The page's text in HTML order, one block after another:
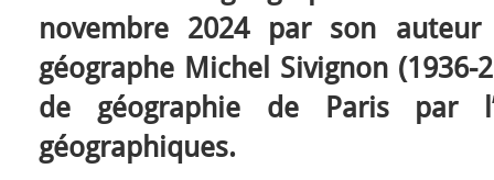
novembre 2024 par son
géographe Michel Sivignon (1936-
de géographie de Paris par
géographiques.